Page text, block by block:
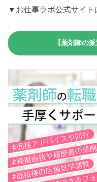
▼お仕事ラボ公式サイ
【薬剤師の